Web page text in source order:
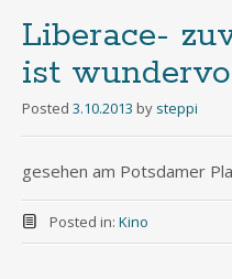
Liberace-
ist
Posted 3.10.2013 by steppi
gesehen am Potsdamer
Posted in: Kino